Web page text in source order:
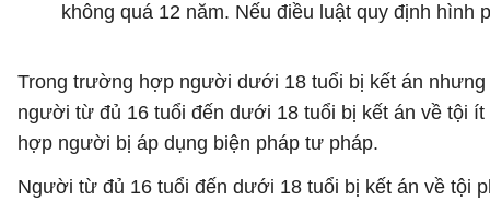
không quá 12 năm. Nếu điều luật quy định
Trong trường hợp người dưới 18 tuổi bị kết án
người từ đủ 16 tuổi đến dưới 18 tuổi bị kết án về tội
hợp người bị áp dụng biện pháp tư pháp.
Người từ đủ 16 tuổi đến dưới 18 tuổi bị kết án về tội